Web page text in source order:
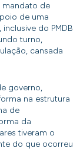
mandato de
de uma
do PMDB
turno,
cansada
governo,
na estrutura
de
da
tiveram o
do que ocorreu